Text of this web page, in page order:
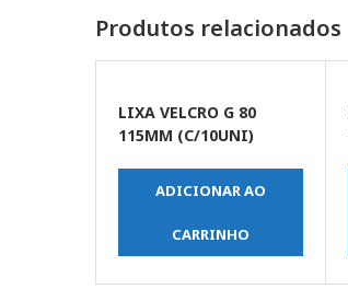
Produtos relacionados
LIXA VELCRO G 80
115MM (C/10UNI)
ADICIONAR AO
CARRINHO